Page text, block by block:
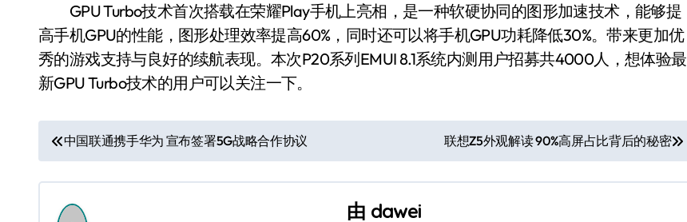
GPU Turbo技术首次搭载在荣耀Play手机上亮相，是一种软硬协同的图形加速技术，能够提
高手机GPU的性能，图形处理效率提高60%，同时还可以将手机GPU功耗降低30%。带来更加优
秀的游戏支持与良好的续航表现。本次P20系列EMUI 8.1系统内测用户招募共4000人，想体验最
新GPU Turbo技术的用户可以关注一下。
文
章
导
中国联通携手华为 宣布签署5G战略合作协议 联想Z5外观解读 90%高屏占比背后的秘密
由 dawei